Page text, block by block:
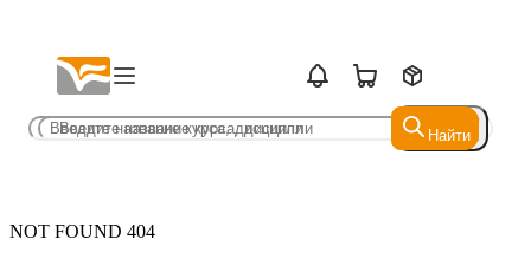
Найти
Найти
NOT FOUND 404